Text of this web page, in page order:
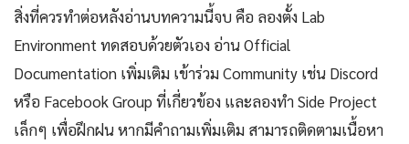
สิ่งที่ควรทำต่อหลังอ่านบทความนี้จบ คือ ลองตั้ง Lab
Environment ทดสอบด้วยตัวเอง อ่าน Official
Documentation เพิ่มเติม เข้าร่วม Community เช่น Discord
หรือ Facebook Group ที่เกี่ยวข้อง และลองทำ Side Project
เล็กๆ เพื่อฝึกฝน หากมีคำถามเพิ่มเติม สามารถติดตามเนื้อหา